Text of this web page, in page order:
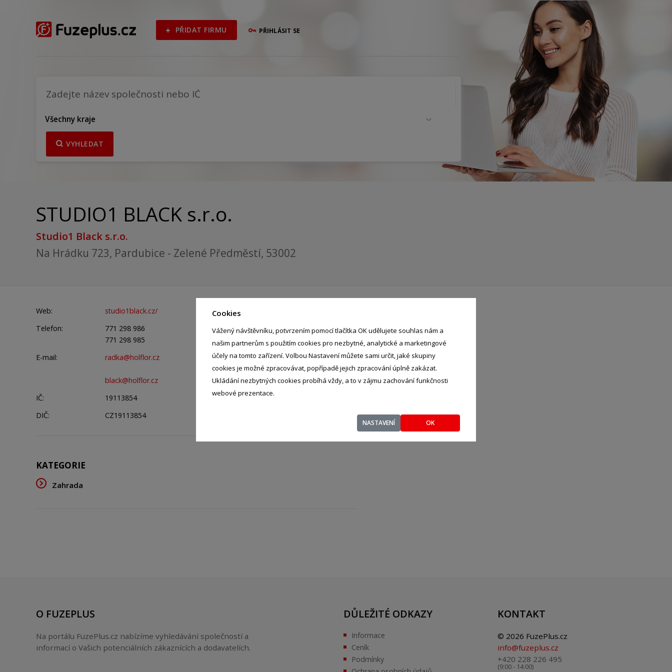
Cookies
Vážený návštěvníku, potvrzením pomocí tlačítka OK udělujete souhlas nám a
našim partnerům s použitím cookies pro nezbytné, analytické a marketingové
účely na tomto zařízení. Volbou Nastavení můžete sami určit, jaké skupiny
cookies je možné zpracovávat, popřípadě jejich zpracování úplně zakázat.
Ukládání nezbytných cookies probíhá vždy, a to v zájmu zachování funkčnosti
webové prezentace.
NASTAVENÍ OK
PŘIDAT FIRMU PŘIHLÁSIT SE
Všechny kraje
VYHLEDAT
STUDIO1 BLACK s.r.o.
Studio1 Black s.r.o.
Na Hrádku 723, Pardubice - Zelené Předměstí, 53002
Web:
studio1black.cz/
Telefon:
771 298 986
771 298 985
E-mail:
radka@holflor.cz
black@holflor.cz
IČ:
19113854
DIČ:
CZ19113854
KATEGORIE
Zahrada
O FUZEPLUS
Na portálu FuzePlus.cz nabízíme vyhledávání společností a
informací o Vašich potenciálních zákaznících a dodavatelích.
DŮLEŽITÉ ODKAZY
Informace
Ceník
Podmínky
KONTAKT
© 2026 FuzePlus.cz
info@fuzeplus.cz
+420 228 226 495
(9:00 - 14:00)